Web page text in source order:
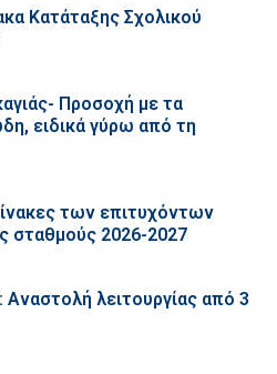
Κατάταξης Σχολικού
Προσοχή με τα
ειδικά γύρω από τη
των επιτυχόντων
σταθμούς 2026-2027
Αναστολή λειτουργίας από 3